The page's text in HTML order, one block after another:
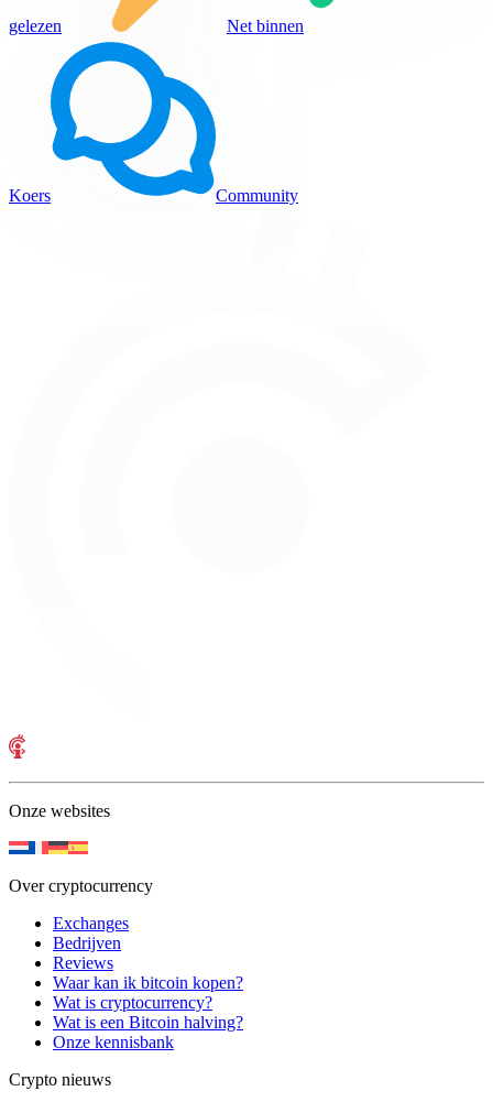
gelezen Net binnen
Koers Community
Onze websites
Over cryptocurrency
Exchanges
Bedrijven
Reviews
Waar kan ik bitcoin kopen?
Wat is cryptocurrency?
Wat is een Bitcoin halving?
Onze kennisbank
Crypto nieuws